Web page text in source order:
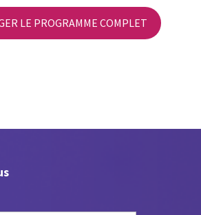
LE PROGRAMME COMPLET